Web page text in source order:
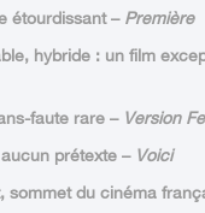
étourdissant – Première
hybride : un film
faute rare – Version
prétexte – Voici
sommet du cinéma